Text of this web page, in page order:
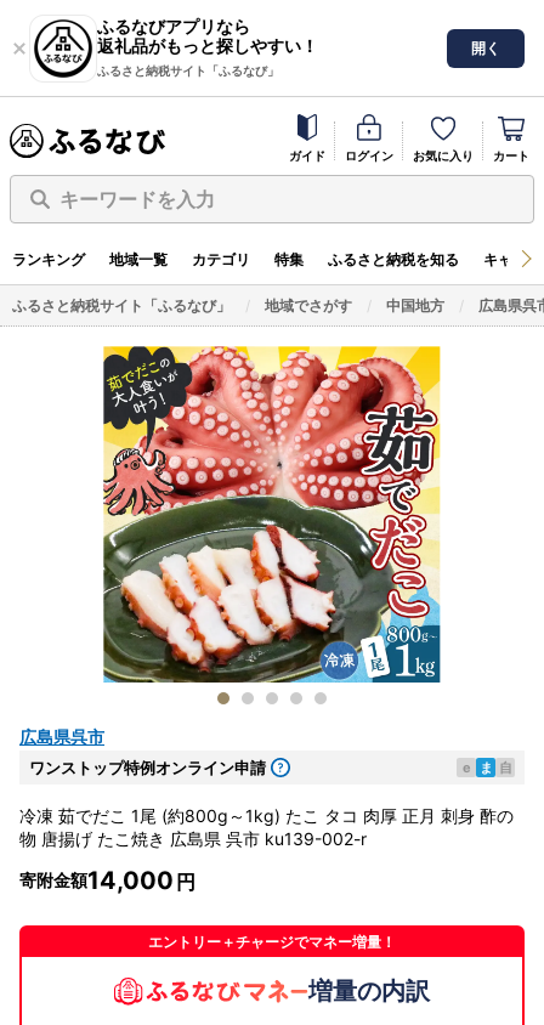
ふるなびアプリなら
返礼品がもっと探しやすい！
ふるさと納税サイト「ふるなび」
開く
ガイド ログイン お気に入り カート
キーワードを入力
ランキング 地域一覧 カテゴリ 特集 ふるさと納税を知る キャン
ふるさと納税サイト「ふるなび」 地域でさがす 中国地方 広島県呉
広島県呉市
ワンストップ特例オンライン申請 e ま 自
冷凍 茹でだこ 1尾 (約800g～1kg) たこ タコ 肉厚 正月 刺身 酢の
物 唐揚げ たこ焼き 広島県 呉市 ku139-002-r
寄附金額14,000
エントリー＋チャージでマネー増量！
増量の内訳